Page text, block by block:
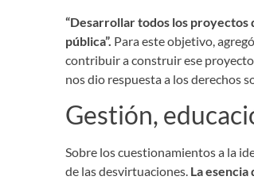
“Desarrollar todos los proyectos
pública”. Para este objetivo,
contribuir a construir ese
nos dio respuesta a los derechos
Gestión,
Sobre los cuestionamientos a la
de las desvirtuaciones. La esencia